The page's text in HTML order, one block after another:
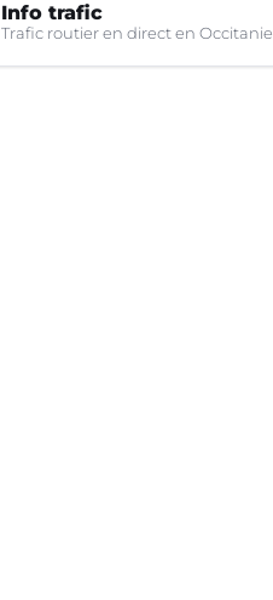
Info trafic
Trafic routier en direct en Occitanie